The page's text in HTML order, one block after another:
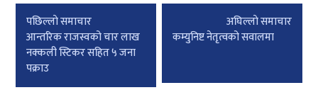
Post
navigation
पछिल्लाे समाचार
आन्तरिक राजस्वको चार लाख
नक्कली स्टिकर सहित ५ जना
पक्राउ
अघिल्लाे समाचार
कम्युनिष्ट नेतृत्वको सवालमा